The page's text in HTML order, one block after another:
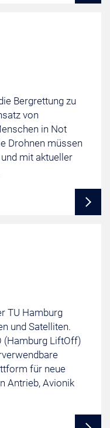
Bergrettung zu
von
in Not
Drohnen müssen
mit aktueller
TU Hamburg
und Satelliten.
(Hamburg LiftOff)
für neue
Antrieb, Avionik